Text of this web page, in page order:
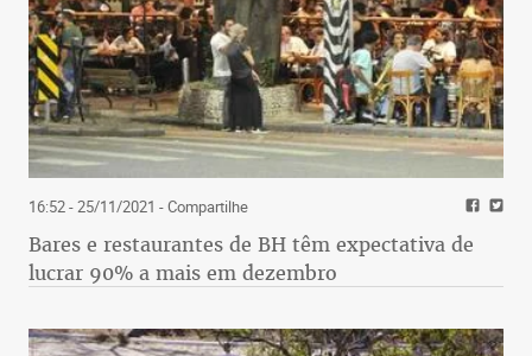
16:52 - 25/11/2021 - Compartilhe
Bares e restaurantes de BH têm expectativa de
lucrar 90% a mais em dezembro